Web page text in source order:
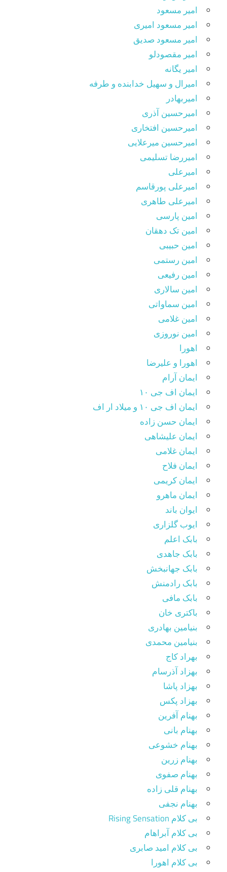
امیر مسعود
امیر مسعود امیری
امیر مسعود صدیق
امیر مقصودلو
امیر یگانه
امیرال و سهیل خدابنده و طرفه
امیربهادر
امیرحسین آذری
امیرحسین افتخاری
امیرحسین میرعلایی
امیررضا تسلیمی
امیرعلی
امیرعلی پورقاسم
امیرعلی طاهری
امین پارسی
امین تک دهقان
امین حبیبی
امین رستمی
امین رفیعی
امین سالاری
امین سماواتی
امین غلامی
امین نوروزی
اهورا
اهورا و علیرضا
ایمان آرام
ایمان اف جی ۱۰
ایمان اف جی ۱۰ و میلاد ار اف
ایمان حسن زاده
ایمان علیشاهی
ایمان غلامی
ایمان فلاح
ایمان کریمی
ایمان ماهرو
ایوان باند
ایوب گلزاری
بابک اعلم
بابک جاهدی
بابک جهانبخش
بابک رادمنش
بابک مافی
باکتری خان
بنیامین بهادری
بنیامین محمدی
بهراد کاج
بهزاد آذرسام
بهزاد پاشا
بهزاد پکس
بهنام آفرین
بهنام بانی
بهنام خشوعی
بهنام زرین
بهنام صفوی
بهنام قلی زاده
بهنام نجفی
بی کلام Rising Sensation
بی کلام آبراهام
بی کلام امید صابری
بی کلام اهورا